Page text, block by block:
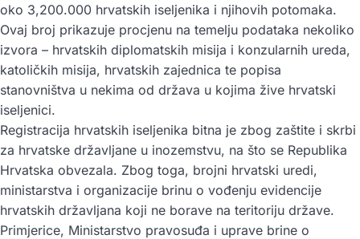
oko 3,200.000 hrvatskih iseljenika i njihovih potomaka.
Ovaj broj prikazuje procjenu na temelju podataka nekoliko
izvora – hrvatskih diplomatskih misija i konzularnih ureda,
katoličkih misija, hrvatskih zajednica te popisa
stanovništva u nekima od država u kojima žive hrvatski
iseljenici.
Registracija hrvatskih iseljenika bitna je zbog zaštite i skrbi
za hrvatske državljane u inozemstvu, na što se Republika
Hrvatska obvezala. Zbog toga, brojni hrvatski uredi,
ministarstva i organizacije brinu o vođenju evidencije
hrvatskih državljana koji ne borave na teritoriju države.
Primjerice, Ministarstvo pravosuđa i uprave brine o